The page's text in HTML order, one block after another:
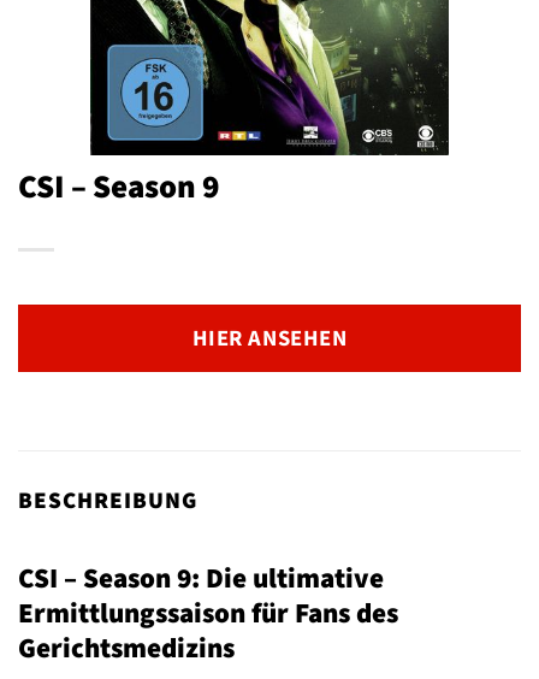
CSI – Season 9
HIER ANSEHEN
BESCHREIBUNG
CSI – Season 9: Die ultimative
Ermittlungssaison für Fans des
Gerichtsmedizins